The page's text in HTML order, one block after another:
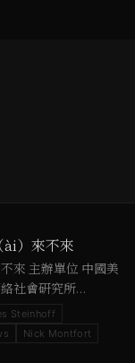
）來不來
來 主辦單位 中國美
社會研究所
罕、黃孫權、陳界
會“互聯網之終？”
連結的公共技藝
Steinhoff
Nick Montfort